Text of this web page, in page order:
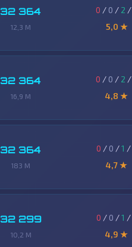
32 364
12,3 M
0 / 0 / 2 /
5,0 ★
32 364
16,9 M
0 / 0 / 2 /
4,8 ★
32 364
183 M
0 / 0 /1 /
4,7 ★
32 299
10,2 M
0 / 0 /1 /
4,9 ★